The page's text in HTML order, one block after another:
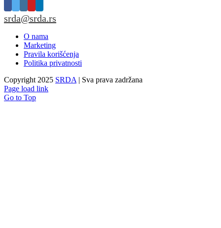
srda@srda.rs
O nama
Marketing
Pravila korišćenja
Politika privatnosti
Copyright 2025 SRDA | Sva prava zadržana
Page load link
Go to Top